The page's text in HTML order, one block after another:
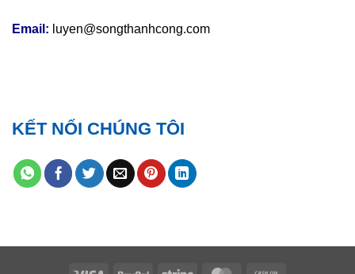
Email: luyen@songthanhcong.com
KẾT NỐI CHÚNG TÔI